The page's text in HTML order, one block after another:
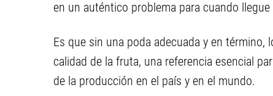
en un auténtico problema para cuando
Es que sin una poda adecuada y en
calidad de la fruta, una referencia esencial
de la producción en el país y en el mundo.